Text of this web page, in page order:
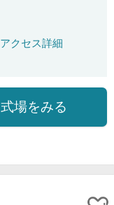
アクセス詳細
式場をみる